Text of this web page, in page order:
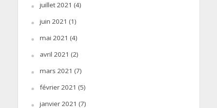
juillet 2021 (4)
juin 2021 (1)
mai 2021 (4)
avril 2021 (2)
mars 2021 (7)
février 2021 (5)
janvier 2021 (7)